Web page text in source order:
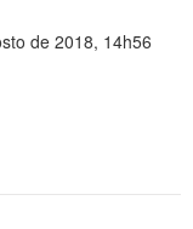
de 2018, 14h56